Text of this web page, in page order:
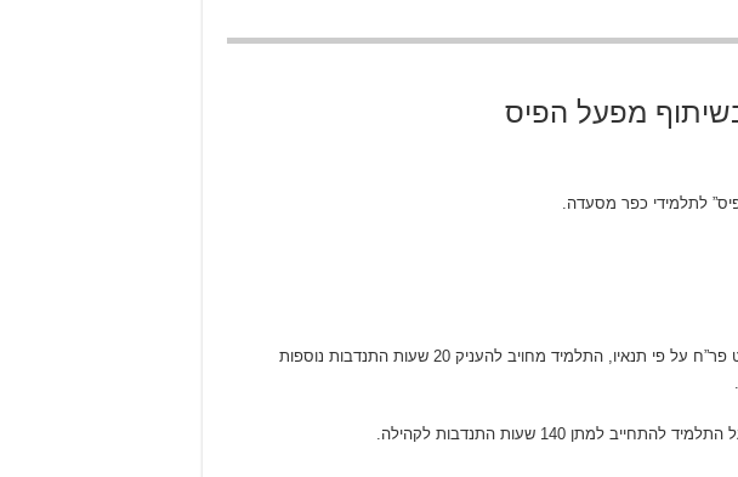
מפעל הפיס
לתלמידי כפר מסעדה.
מענק הממומן על ידי המועצה המקומית, מפעל הפיס ופר”ח, והוא מיועד לסטודנטים שמתתפים בפרויקט פר”ח על פי תנאיו, התלמיד מחויב להעניק 20 שעות התנדבות נוספות
140 שעות התנדבות לקהילה.